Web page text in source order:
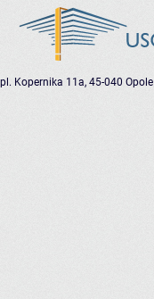
pl. Kopernika 11a, 45-040 Opole